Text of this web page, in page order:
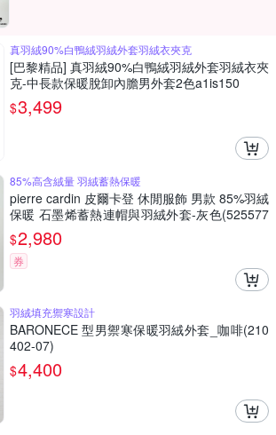
真羽絨90%白鴨絨羽絨外套羽絨衣夾克
[巴黎精品] 真羽絨90%白鴨絨羽絨外套羽絨衣夾
克-中長款保暖脫卸內膽男外套2色a1is150
$3,499
85%高含絨量 羽絨蓄熱保暖
pierre cardin 皮爾卡登 休閒服飾 男款 85%羽絨
保暖 石墨烯蓄熱連帽與羽絨外套-灰色(525577
1-97)
$2,980
券
羽絨填充禦寒設計
BARONECE 型男禦寒保暖羽絨外套_咖啡(210
402-07)
$4,400